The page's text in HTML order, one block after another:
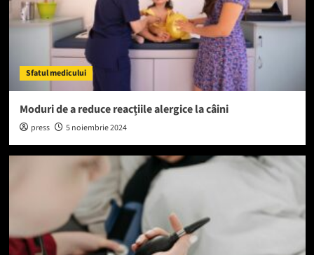
Sfatul medicului
Moduri de a reduce reacțiile alergice la câini
press 5 noiembrie 2024